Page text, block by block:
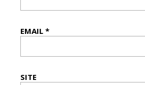
EMAIL *
SITE